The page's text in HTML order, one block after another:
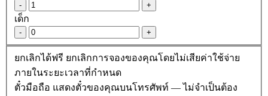
- +
เด็ก
- +
ยกเลิกได้ฟรี ยกเลิกการจองของคุณโดยไม่เสียค่าใช้จ่าย
ภายในระยะเวลาที่กำหนด
ตั๋วมือถือ แสดงตั๋วของคุณบนโทรศัพท์ — ไม่จำเป็นต้อง